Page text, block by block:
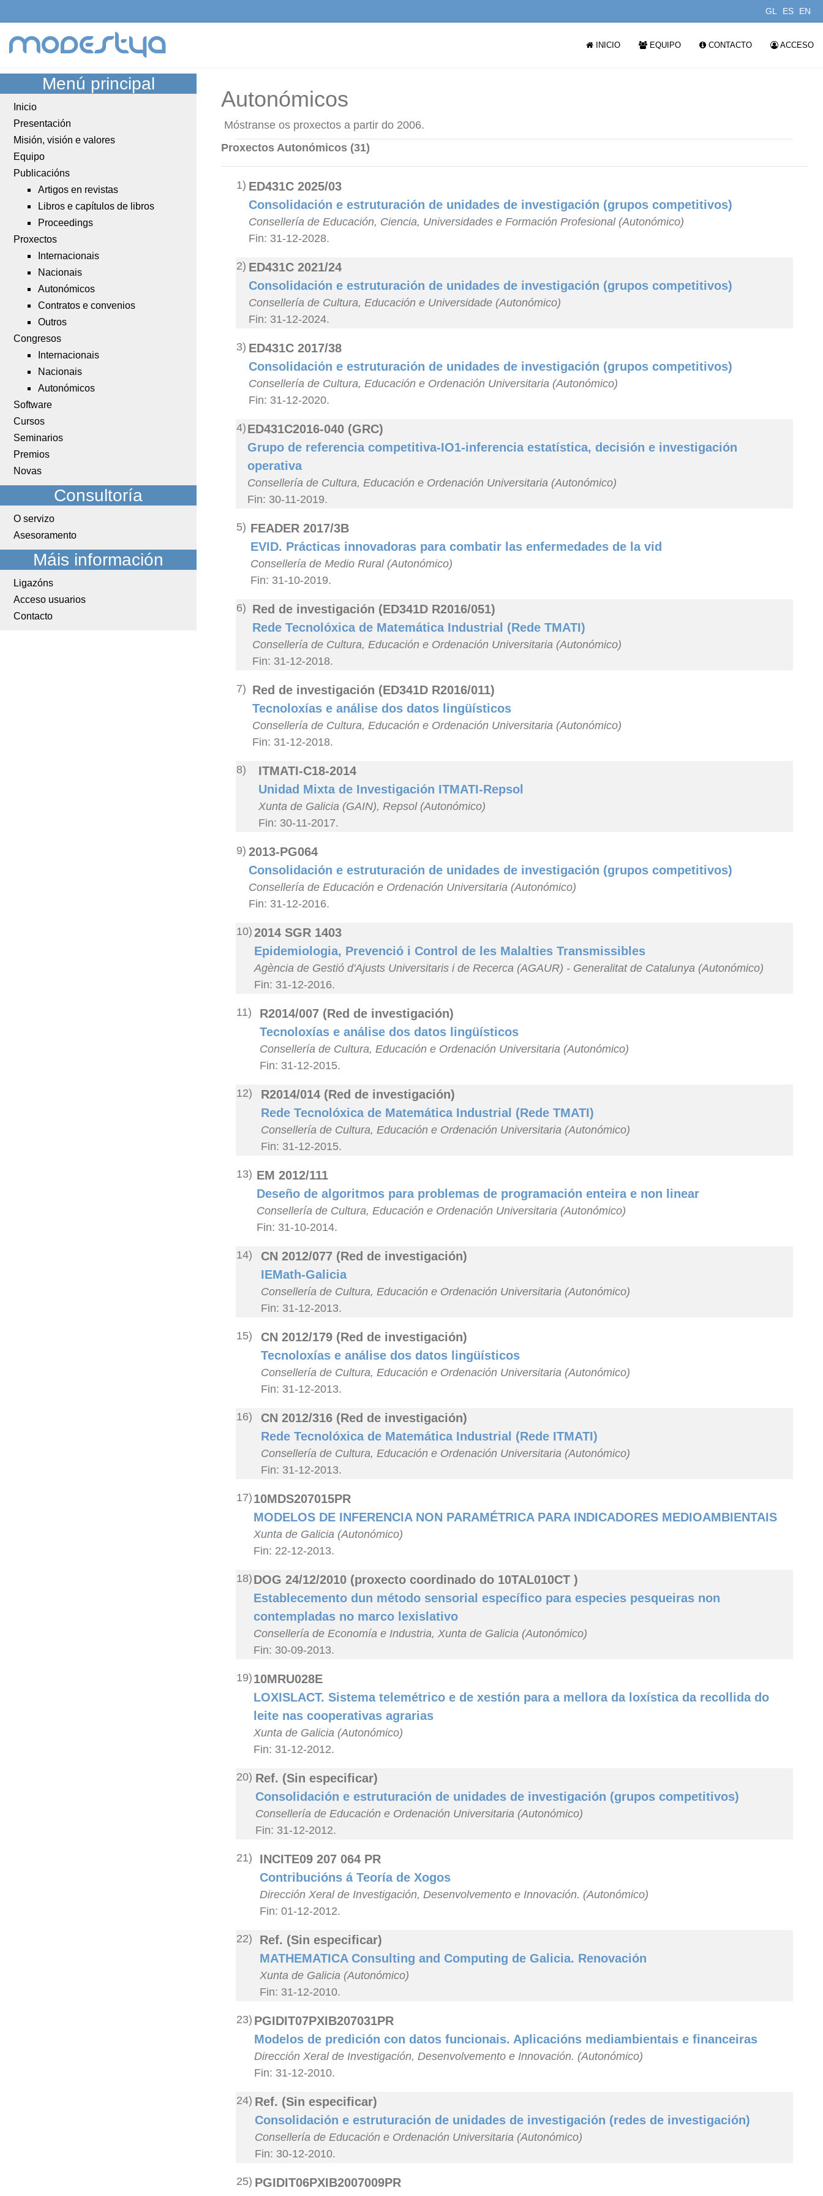
GL ES EN
modestya INICIO EQUIPO CONTACTO ACCESO
Menú principal
Inicio
Presentación
Misión, visión e valores
Equipo
Publicacións
Artigos en revistas
Libros e capítulos de libros
Proceedings
Proxectos
Internacionais
Nacionais
Autonómicos
Contratos e convenios
Outros
Congresos
Internacionais
Nacionais
Autonómicos
Software
Cursos
Seminarios
Premios
Novas
Consultoría
O servizo
Asesoramento
Máis información
Ligazóns
Acceso usuarios
Contacto
Autonómicos
Móstranse os proxectos a partir do 2006.
Proxectos Autonómicos (31)
1) ED431C 2025/03
Consolidación e estruturación de unidades de investigación (grupos competitivos)
Consellería de Educación, Ciencia, Universidades e Formación Profesional (Autonómico)
Fin: 31-12-2028.
2) ED431C 2021/24
Consolidación e estruturación de unidades de investigación (grupos competitivos)
Consellería de Cultura, Educación e Universidade (Autonómico)
Fin: 31-12-2024.
3) ED431C 2017/38
Consolidación e estruturación de unidades de investigación (grupos competitivos)
Consellería de Cultura, Educación e Ordenación Universitaria (Autonómico)
Fin: 31-12-2020.
4) ED431C2016-040 (GRC)
Grupo de referencia competitiva-IO1-inferencia estatística, decisión e investigación
operativa
Consellería de Cultura, Educación e Ordenación Universitaria (Autonómico)
Fin: 30-11-2019.
5) FEADER 2017/3B
EVID. Prácticas innovadoras para combatir las enfermedades de la vid
Consellería de Medio Rural (Autonómico)
Fin: 31-10-2019.
6) Red de investigación (ED341D R2016/051)
Rede Tecnolóxica de Matemática Industrial (Rede TMATI)
Consellería de Cultura, Educación e Ordenación Universitaria (Autonómico)
Fin: 31-12-2018.
7) Red de investigación (ED341D R2016/011)
Tecnoloxías e análise dos datos lingüísticos
Consellería de Cultura, Educación e Ordenación Universitaria (Autonómico)
Fin: 31-12-2018.
8)
ITMATI-C18-2014
Unidad Mixta de Investigación ITMATI-Repsol
Xunta de Galicia (GAIN), Repsol (Autonómico)
Fin: 30-11-2017.
9) 2013-PG064
Consolidación e estruturación de unidades de investigación (grupos competitivos)
Consellería de Educación e Ordenación Universitaria (Autonómico)
Fin: 31-12-2016.
10) 2014 SGR 1403
Epidemiologia, Prevenció i Control de les Malalties Transmissibles
Agència de Gestió d'Ajusts Universitaris i de Recerca (AGAUR) - Generalitat de Catalunya (Autonómico)
Fin: 31-12-2016.
11)
R2014/007 (Red de investigación)
Tecnoloxías e análise dos datos lingüísticos
Consellería de Cultura, Educación e Ordenación Universitaria (Autonómico)
Fin: 31-12-2015.
12)
R2014/014 (Red de investigación)
Rede Tecnolóxica de Matemática Industrial (Rede TMATI)
Consellería de Cultura, Educación e Ordenación Universitaria (Autonómico)
Fin: 31-12-2015.
13) EM 2012/111
Deseño de algoritmos para problemas de programación enteira e non linear
Consellería de Cultura, Educación e Ordenación Universitaria (Autonómico)
Fin: 31-10-2014.
14)
CN 2012/077 (Red de investigación)
IEMath-Galicia
Consellería de Cultura, Educación e Ordenación Universitaria (Autonómico)
Fin: 31-12-2013.
15)
CN 2012/179 (Red de investigación)
Tecnoloxías e análise dos datos lingüísticos
Consellería de Cultura, Educación e Ordenación Universitaria (Autonómico)
Fin: 31-12-2013.
16)
CN 2012/316 (Red de investigación)
Rede Tecnolóxica de Matemática Industrial (Rede ITMATI)
Consellería de Cultura, Educación e Ordenación Universitaria (Autonómico)
Fin: 31-12-2013.
17) 10MDS207015PR
MODELOS DE INFERENCIA NON PARAMÉTRICA PARA INDICADORES MEDIOAMBIENTAIS
Xunta de Galicia (Autonómico)
Fin: 22-12-2013.
18) DOG 24/12/2010 (proxecto coordinado do 10TAL010CT )
Establecemento dun método sensorial específico para especies pesqueiras non
contempladas no marco lexislativo
Consellería de Economía e Industria, Xunta de Galicia (Autonómico)
Fin: 30-09-2013.
19) 10MRU028E
LOXISLACT. Sistema telemétrico e de xestión para a mellora da loxística da recollida do
leite nas cooperativas agrarias
Xunta de Galicia (Autonómico)
Fin: 31-12-2012.
20) Ref. (Sin especificar)
Consolidación e estruturación de unidades de investigación (grupos competitivos)
Consellería de Educación e Ordenación Universitaria (Autonómico)
Fin: 31-12-2012.
21)
INCITE09 207 064 PR
Contribucións á Teoría de Xogos
Dirección Xeral de Investigación, Desenvolvemento e Innovación. (Autonómico)
Fin: 01-12-2012.
22)
Ref. (Sin especificar)
MATHEMATICA Consulting and Computing de Galicia. Renovación
Xunta de Galicia (Autonómico)
Fin: 31-12-2010.
23) PGIDIT07PXIB207031PR
Modelos de predición con datos funcionais. Aplicacións mediambientais e financeiras
Dirección Xeral de Investigación, Desenvolvemento e Innovación. (Autonómico)
Fin: 31-12-2010.
24) Ref. (Sin especificar)
Consolidación e estruturación de unidades de investigación (redes de investigación)
Consellería de Educación e Ordenación Universitaria (Autonómico)
Fin: 30-12-2010.
25) PGIDIT06PXIB2007009PR